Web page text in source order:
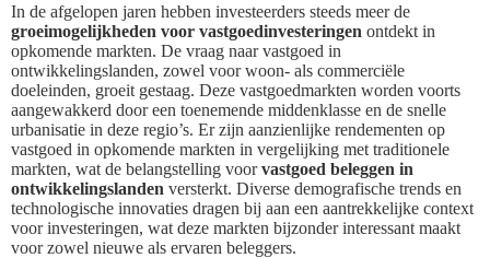
In de afgelopen jaren hebben investeerders steeds meer de
groeimogelijkheden voor vastgoedinvesteringen ontdekt in
opkomende markten. De vraag naar vastgoed in
ontwikkelingslanden, zowel voor woon- als commerciële
doeleinden, groeit gestaag. Deze vastgoedmarkten worden voorts
aangewakkerd door een toenemende middenklasse en de snelle
urbanisatie in deze regio’s. Er zijn aanzienlijke rendementen op
vastgoed in opkomende markten in vergelijking met traditionele
markten, wat de belangstelling voorvastgoed beleggen in
ontwikkelingslanden versterkt. Diverse demografische trends en
technologische innovaties dragen bij aan een aantrekkelijke context
voor investeringen, wat deze markten bijzonder interessant maakt
voor zowel nieuwe als ervaren beleggers.